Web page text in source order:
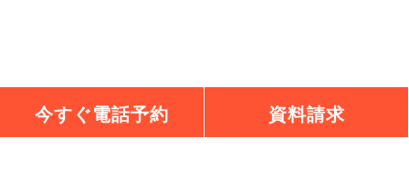
今すぐ電話予約 資料請求